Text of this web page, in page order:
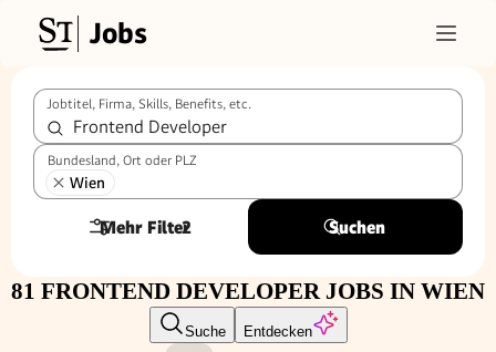
Jobs
Jobtitel, Firma, Skills, Benefits, etc.
Bundesland, Ort oder PLZ
Wien
Mehr Filter
2 Suchen
81 FRONTEND DEVELOPER JOBS IN WIEN
Suche Entdecken